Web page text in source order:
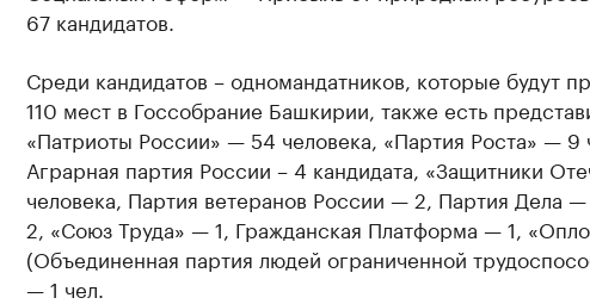
67 кандидатов.
Среди кандидатов – одномандатников, которые будут
110 мест в Госсобрание Башкирии, также есть
«Патриоты России» — 54 человека, «Партия Роста» — 9
Аграрная партия России – 4 кандидата, «Защитники
человека, Партия ветеранов России — 2, Партия Дела
2, «Союз Труда» — 1, Гражданская Платформа — 1,
(Объединенная партия людей ограниченной
— 1 чел.